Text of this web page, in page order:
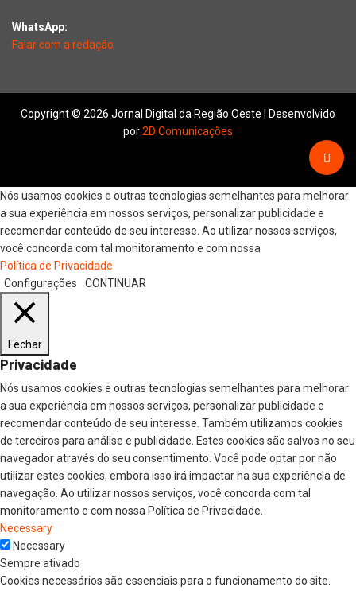
WhatsApp:
Falar com a redação
Copyright © 2026 Jornal Digital da Região Oeste | Desenvolvido
por2D Comunicações
Nós usamos cookies e outras tecnologias semelhantes para melhorar
a sua experiência em nossos serviços, personalizar publicidade e
recomendar conteúdo de seu interesse. Ao utilizar nossos serviços,
você concorda com tal monitoramento e com nossa
Política de Privacidade
Configurações
CONTINUAR
Fechar
Privacidade
Nós usamos cookies e outras tecnologias semelhantes para melhorar
a sua experiência em nossos serviços, personalizar publicidade e
recomendar conteúdo de seu interesse. Também utilizamos cookies
de terceiros para análise e publicidade. Estes cookies são salvos no seu
navegador através do seu consentimento. Você pode optar por não
utilizar estes cookies, embora isso irá impactar na sua experiência de
navegação. Ao utilizar nossos serviços, você concorda com tal
monitoramento e com nossa Política de Privacidade.
Necessary
Necessary
Sempre ativado
Cookies necessários são essenciais para o funcionamento do site.